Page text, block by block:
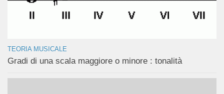
TEORIA MUSICALE
Gradi di una scala maggiore o minore : tonalità